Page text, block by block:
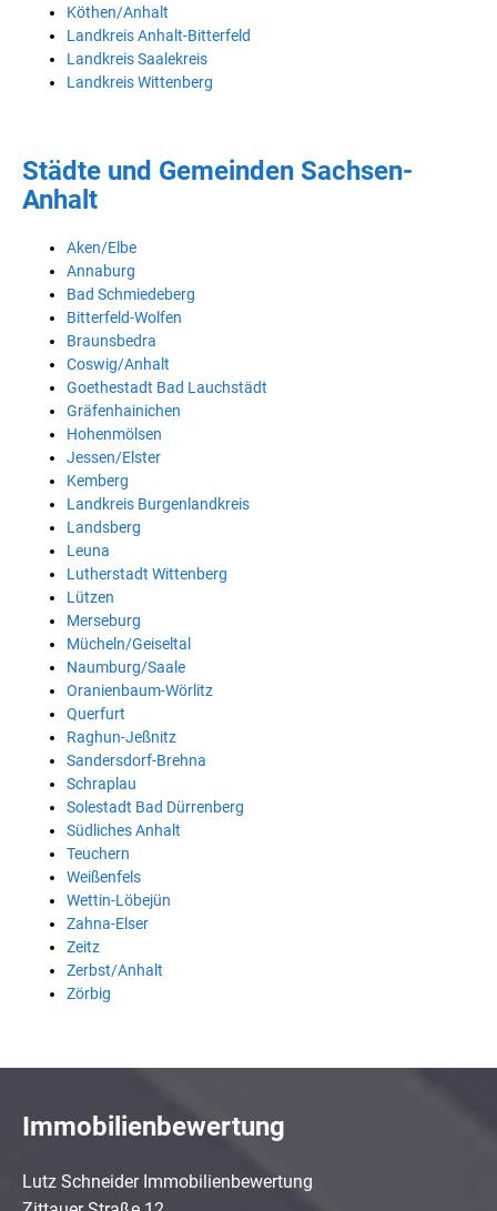
Köthen/Anhalt
Landkreis Anhalt-Bitterfeld
Landkreis Saalekreis
Landkreis Wittenberg
Städte und Gemeinden Sachsen-
Anhalt
Aken/Elbe
Annaburg
Bad Schmiedeberg
Bitterfeld-Wolfen
Braunsbedra
Coswig/Anhalt
Goethestadt Bad Lauchstädt
Gräfenhainichen
Hohenmölsen
Jessen/Elster
Kemberg
Landkreis Burgenlandkreis
Landsberg
Leuna
Lutherstadt Wittenberg
Lützen
Merseburg
Mücheln/Geiseltal
Naumburg/Saale
Oranienbaum-Wörlitz
Querfurt
Raghun-Jeßnitz
Sandersdorf-Brehna
Schraplau
Solestadt Bad Dürrenberg
Südliches Anhalt
Teuchern
Weißenfels
Wettin-Löbejün
Zahna-Elser
Zeitz
Zerbst/Anhalt
Zörbig
Immobilienbewertung
Lutz Schneider Immobilienbewertung